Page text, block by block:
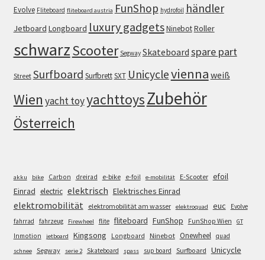
Evolve Fliteboard fliteboard austria FunShop hydrofoil händler
Jetboard Longboard luxury gadgetsNinebotRoller
schwarzScooter Segway Skateboard spare part
Street Surfboard SurfbrettSXT Unicyclevienna weiß
Wien yacht toyyachttoysZubehör
Österreich
akku bike Carbon dreirad e-bike e-foil e-mobilität E-Scooter efoil
Einrad electric elektrisch Elektrisches Einrad
elektromobilität elektromobilität am wasser elektroquad euc
Evolve
fahrrad
fahrzeug Firewheel flite fliteboard FunShop FunShop Wien GT
Inmotion jetboard Kingsong Longboard Ninebot Onewheel quad
schnee Segway serie 2 Skateboard spass sup board Surfboard Unicycle